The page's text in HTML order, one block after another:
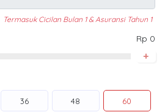
Termasuk Cicilan Bulan 1 & Asuransi Tahun 1
Rp 0
+
36 48 60